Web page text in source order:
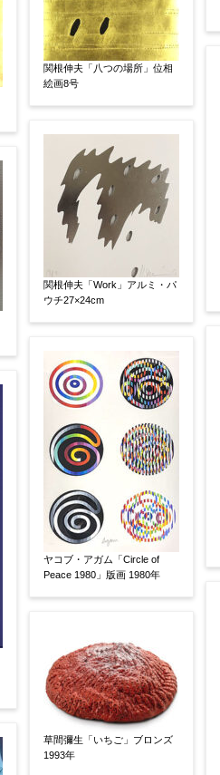
シート その他
】
電話で相談したい その他
意】
れた査定額がございましたらお
関根伸夫「八つの場所」位相
絵画8号
関根伸夫「Work」アルミ・パ
ウチ27×24cm
ヤコブ・アガム「Circle of
Peace 1980」版画 1980年
草間彌生「いちご」ブロンズ
1993年